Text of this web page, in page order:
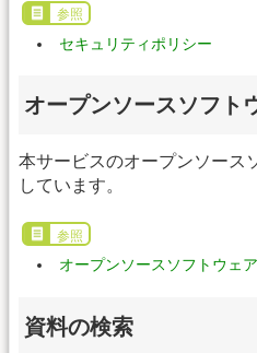
参照
セキュリティポリシー
オープンソースソフト
本サービスのオープンソース
しています。
参照
オープンソースソフトウェ
資料の検索